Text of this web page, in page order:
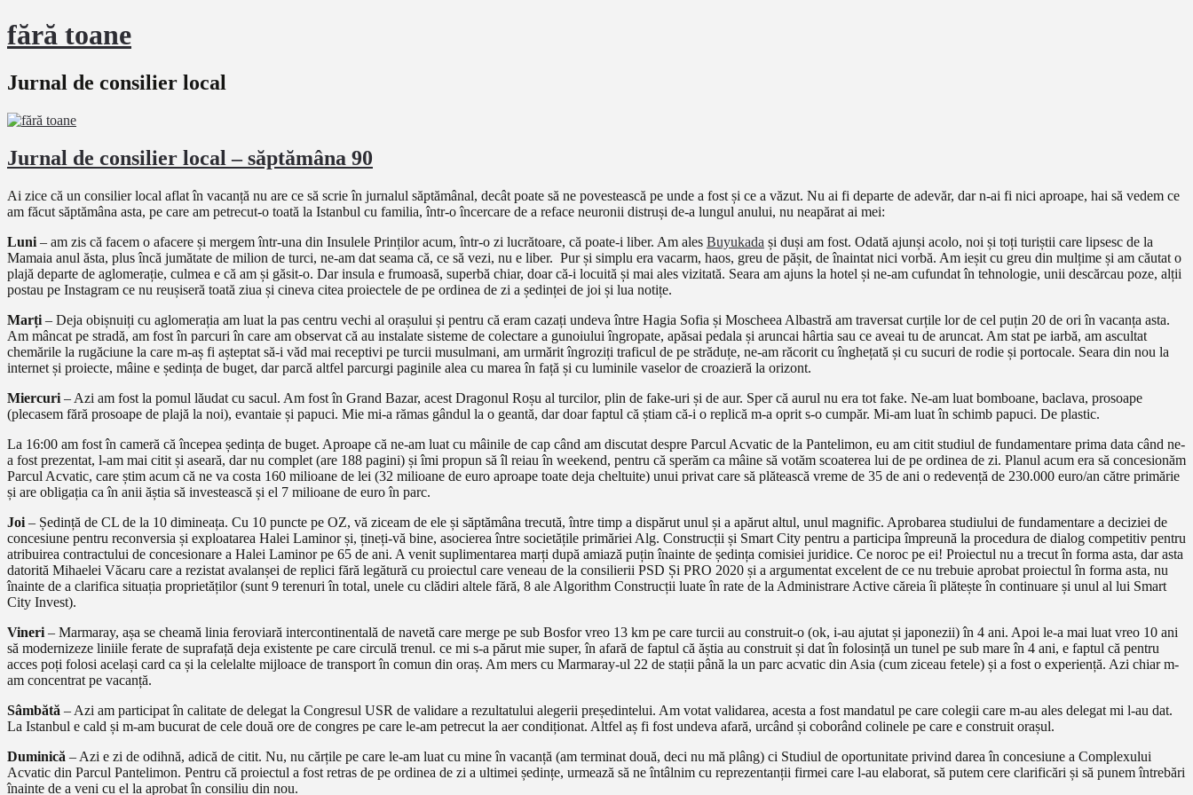
fără toane
Jurnal de consilier local
Jurnal de consilier local – săptămâna 90
Ai zice că un consilier local aflat în vacanță nu are ce să scrie în jurnalul săptămânal, decât poate să ne povestească pe unde a fost și ce a văzut. Nu ai fi departe de adevăr, dar n-ai fi nici aproape, hai să vedem ce
am făcut săptămâna asta, pe care am petrecut-o toată la Istanbul cu familia, într-o încercare de a reface neuronii distruși de-a lungul anului, nu neapărat ai mei:
Luni – am zis că facem o afacere și mergem într-una din Insulele Prinților acum, într-o zi lucrătoare, că poate-i liber. Am ales Buyukada și duși am fost. Odată ajunși acolo, noi și toți turiștii care lipsesc de la
Mamaia anul ăsta, plus încă jumătate de milion de turci, ne-am dat seama că, ce să vezi, nu e liber. Pur și simplu era vacarm, haos, greu de pășit, de înaintat nici vorbă. Am ieșit cu greu din mulțime și am căutat o
plajă departe de aglomerație, culmea e că am și găsit-o. Dar insula e frumoasă, superbă chiar, doar că-i locuită și mai ales vizitată. Seara am ajuns la hotel și ne-am cufundat în tehnologie, unii descărcau poze, alții
postau pe Instagram ce nu reușiseră toată ziua și cineva citea proiectele de pe ordinea de zi a ședinței de joi și lua notițe.
Marți – Deja obișnuiți cu aglomerația am luat la pas centru vechi al orașului și pentru că eram cazați undeva între Hagia Sofia și Moscheea Albastră am traversat curțile lor de cel puțin 20 de ori în vacanța asta.
Am mâncat pe stradă, am fost în parcuri în care am observat că au instalate sisteme de colectare a gunoiului îngropate, apăsai pedala și aruncai hârtia sau ce aveai tu de aruncat. Am stat pe iarbă, am ascultat
chemările la rugăciune la care m-aș fi așteptat să-i văd mai receptivi pe turcii musulmani, am urmărit îngroziți traficul de pe străduțe, ne-am răcorit cu înghețată și cu sucuri de rodie și portocale. Seara din nou la
internet și proiecte, mâine e ședința de buget, dar parcă altfel parcurgi paginile alea cu marea în față și cu luminile vaselor de croazieră la orizont.
Miercuri – Azi am fost la pomul lăudat cu sacul. Am fost în Grand Bazar, acest Dragonul Roșu al turcilor, plin de fake-uri și de aur. Sper că aurul nu era tot fake. Ne-am luat bomboane, baclava, prosoape
(plecasem fără prosoape de plajă la noi), evantaie și papuci. Mie mi-a rămas gândul la o geantă, dar doar faptul că știam că-i o replică m-a oprit s-o cumpăr. Mi-am luat în schimb papuci. De plastic.
La 16:00 am fost în cameră că începea ședința de buget. Aproape că ne-am luat cu mâinile de cap când am discutat despre Parcul Acvatic de la Pantelimon, eu am citit studiul de fundamentare prima data când ne-
a fost prezentat, l-am mai citit și aseară, dar nu complet (are 188 pagini) și îmi propun să îl reiau în weekend, pentru că sperăm ca mâine să votăm scoaterea lui de pe ordinea de zi. Planul acum era să concesionăm
Parcul Acvatic, care știm acum că ne va costa 160 milioane de lei (32 milioane de euro aproape toate deja cheltuite) unui privat care să plătească vreme de 35 de ani o redevență de 230.000 euro/an către primărie
și are obligația ca în anii ăștia să investească și el 7 milioane de euro în parc.
Joi – Ședință de CL de la 10 dimineața. Cu 10 puncte pe OZ, vă ziceam de ele și săptămâna trecută, între timp a dispărut unul și a apărut altul, unul magnific. Aprobarea studiului de fundamentare a deciziei de
concesiune pentru reconversia și exploatarea Halei Laminor și, țineți-vă bine, asocierea între societățile primăriei Alg. Construcții și Smart City pentru a participa împreună la procedura de dialog competitiv pentru
atribuirea contractului de concesionare a Halei Laminor pe 65 de ani. A venit suplimentarea marți după amiază puțin înainte de ședința comisiei juridice. Ce noroc pe ei! Proiectul nu a trecut în forma asta, dar asta
datorită Mihaelei Văcaru care a rezistat avalanșei de replici fără legătură cu proiectul care veneau de la consilierii PSD Și PRO 2020 și a argumentat excelent de ce nu trebuie aprobat proiectul în forma asta, nu
înainte de a clarifica situația proprietăților (sunt 9 terenuri în total, unele cu clădiri altele fără, 8 ale Algorithm Construcții luate în rate de la Administrare Active căreia îi plătește în continuare și unul al lui Smart
City Invest).
Vineri – Marmaray, așa se cheamă linia feroviară intercontinentală de navetă care merge pe sub Bosfor vreo 13 km pe care turcii au construit-o (ok, i-au ajutat și japonezii) în 4 ani. Apoi le-a mai luat vreo 10 ani
să modernizeze liniile ferate de suprafață deja existente pe care circulă trenul. ce mi s-a părut mie super, în afară de faptul că ăștia au construit și dat în folosință un tunel pe sub mare în 4 ani, e faptul că pentru
acces poți folosi același card ca și la celelalte mijloace de transport în comun din oraș. Am mers cu Marmaray-ul 22 de stații până la un parc acvatic din Asia (cum ziceau fetele) și a fost o experiență. Azi chiar m-
am concentrat pe vacanță.
Sâmbătă – Azi am participat în calitate de delegat la Congresul USR de validare a rezultatului alegerii președintelui. Am votat validarea, acesta a fost mandatul pe care colegii care m-au ales delegat mi l-au dat.
La Istanbul e cald și m-am bucurat de cele două ore de congres pe care le-am petrecut la aer condiționat. Altfel aș fi fost undeva afară, urcând și coborând colinele pe care e construit orașul.
Duminică – Azi e zi de odihnă, adică de citit. Nu, nu cărțile pe care le-am luat cu mine în vacanță (am terminat două, deci nu mă plâng) ci Studiul de oportunitate privind darea în concesiune a Complexului
Acvatic din Parcul Pantelimon. Pentru că proiectul a fost retras de pe ordinea de zi a ultimei ședințe, urmează să ne întâlnim cu reprezentanții firmei care l-au elaborat, să putem cere clarificări și să punem întrebări
înainte de a veni cu el la aprobat în consiliu din nou.